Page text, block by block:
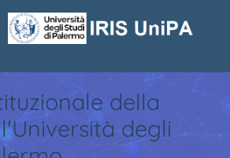
della
degli